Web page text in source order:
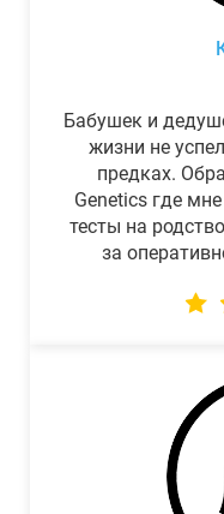
Бабушек и
жизни не
предках.
Genetics где
тесты на
за